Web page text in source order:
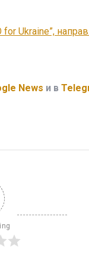
for Ukraine”,
News и в